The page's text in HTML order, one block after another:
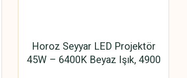
Horoz Seyyar LED Projektör
45W – 6400K Beyaz Işık, 4900